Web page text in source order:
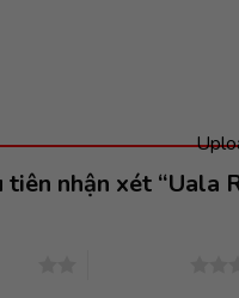
nhận xét “Uala